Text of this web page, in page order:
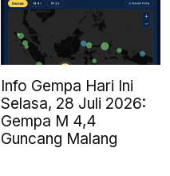
Info Gempa Hari Ini
Selasa, 28 Juli 2026:
Gempa M 4,4
Guncang Malang